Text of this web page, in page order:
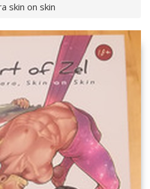
skin on skin